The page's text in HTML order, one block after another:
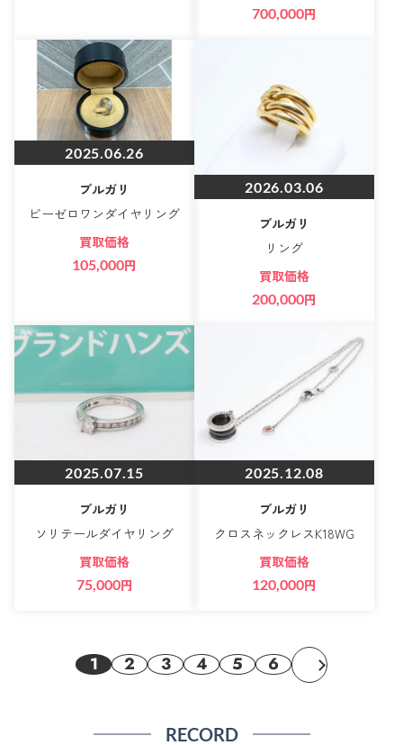
700,000円
2025.06.26
ブルガリ
ビーゼロワンダイヤリング
買取価格
105,000円
2026.03.06
ブルガリ
リング
買取価格
200,000円
2025.07.15
ブルガリ
ソリテールダイヤリング
買取価格
75,000円
2025.12.08
ブルガリ
クロスネックレスK18WG
買取価格
120,000円
1 2 3 4 5 6
RECORD